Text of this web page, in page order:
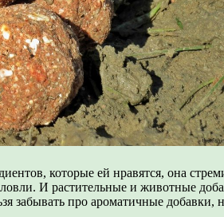
которые ей нравятся, она
И растительные и животные
забывать про ароматичные добавки,